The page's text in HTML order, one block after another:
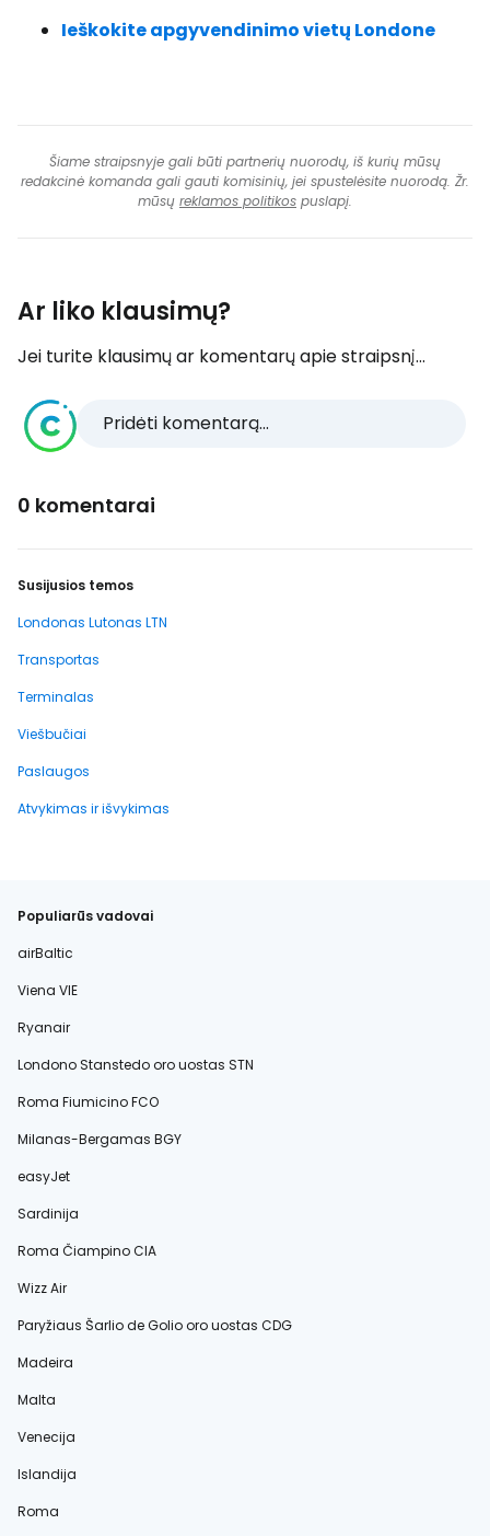
Ieškokite apgyvendinimo vietų Londone
Šiame straipsnyje gali būti partnerių nuorodų, iš kurių mūsų
redakcinė komanda gali gauti komisinių, jei spustelėsite nuorodą. Žr.
mūsų reklamos politikos puslapį.
Ar liko klausimų?
Jei turite klausimų ar komentarų apie straipsnį...
Pridėti komentarą...
0 komentarai
Susijusios temos
Londonas Lutonas LTN
Transportas
Terminalas
Viešbučiai
Paslaugos
Atvykimas ir išvykimas
Populiarūs vadovai
airBaltic
Viena VIE
Ryanair
Londono Stanstedo oro uostas STN
Roma Fiumicino FCO
Milanas-Bergamas BGY
easyJet
Sardinija
Roma Čiampino CIA
Wizz Air
Paryžiaus Šarlio de Golio oro uostas CDG
Madeira
Malta
Venecija
Islandija
Roma